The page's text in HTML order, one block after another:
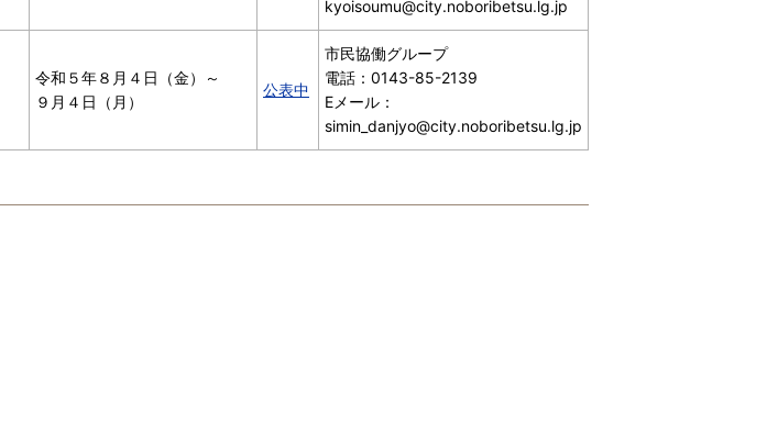
kyoisoumu@city.noboribetsu.lg.jp
令和５年８月４日（金）～
９月４日（月）
公表中
市民協働グループ
電話：0143-85-2139
Eメール：
simin_danjyo@city.noboribetsu.lg.jp